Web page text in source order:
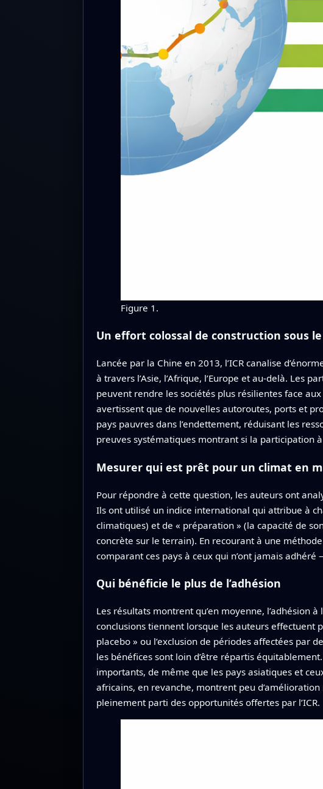
Figure 1.
Un effort colossal de construction sous
Lancée par la Chine en 2013, l’ICR canalise
à travers l’Asie, l’Afrique, l’Europe et au-delà. Les
peuvent rendre les sociétés plus résilientes face
avertissent que de nouvelles autoroutes, ports et
pays pauvres dans l’endettement, réduisant les
preuves systématiques montrant si la participation
Mesurer qui est prêt pour un climat en
Pour répondre à cette question, les auteurs ont
Ils ont utilisé un indice international qui attribue à
climatiques) et de « préparation » (la capacité de
concrète sur le terrain). En recourant à une
comparant ces pays à ceux qui n’ont jamais
Qui bénéficie le plus de l’adhésion
Les résultats montrent qu’en moyenne, l’adhésion
conclusions tiennent lorsque les auteurs effectuent
placebo » ou l’exclusion de périodes affectées par
les bénéfices sont loin d’être répartis
importants, de même que les pays asiatiques et
africains, en revanche, montrent peu
pleinement parti des opportunités offertes par l’ICR.